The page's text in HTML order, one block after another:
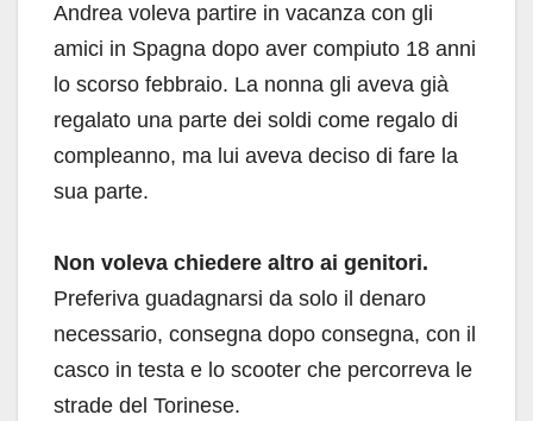
Andrea voleva partire in vacanza con gli
amici in Spagna dopo aver compiuto 18 anni
lo scorso febbraio. La nonna gli aveva già
regalato una parte dei soldi come regalo di
compleanno, ma lui aveva deciso di fare la
sua parte.
Non voleva chiedere altro ai genitori.
Preferiva guadagnarsi da solo il denaro
necessario, consegna dopo consegna, con il
casco in testa e lo scooter che percorreva le
strade del Torinese.